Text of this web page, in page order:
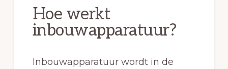
Hoe werkt
inbouwapparatuur?
Inbouwapparatuur wordt in de